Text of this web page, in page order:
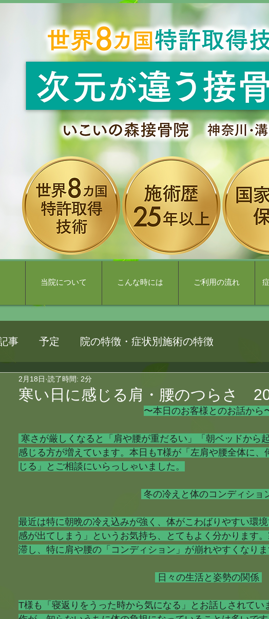
当院について こんな時には ご利用の流れ
事 予定 院の特徴・症状別施術の特徴
寒い日に感じる肩・腰のつらさ
2月18日 読了時間: 2分
〜本日のお客様とのお話から
感じる方が増えています。本日もT様が「左肩や腰全体に
じる」とご相談にいらっしゃいました。
冬の冷えと体のコンディショ
最近は特に朝晩の冷え込みが強く、体がこわばりやすい環
感が出てしまう」というお気持ち、とてもよく分かります
滞し、特に肩や腰の「コンディション」が崩れやすくなりま
日々の生活と姿勢の関係
T様も「寝返りをうった時から気になる」とお話しされてい